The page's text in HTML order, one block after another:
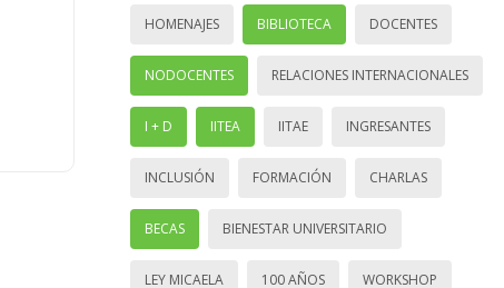
HOMENAJES BIBLIOTECA DOCENTES
NODOCENTES RELACIONES INTERNACIONALES
I + D IITEA IITAE INGRESANTES
INCLUSIÓN FORMACIÓN CHARLAS
BECAS BIENESTAR UNIVERSITARIO
LEY MICAELA 100 AÑOS WORKSHOP